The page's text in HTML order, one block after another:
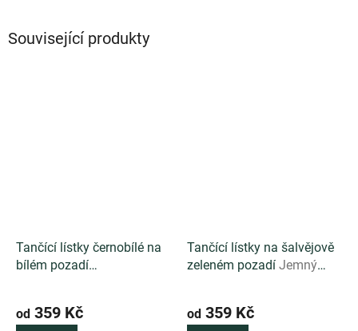
Související produkty
Tančící lístky černobílé na
bílém pozadí
čistě bílém podkladu
od 359 Kč
Tančící lístky na šalvějově
zeleném pozadí Jemný
zeleném podkladu
od 359 Kč